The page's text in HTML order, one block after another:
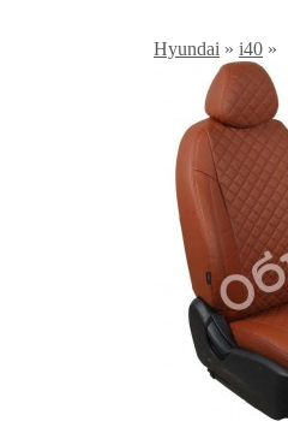
Hyundai » i40 »